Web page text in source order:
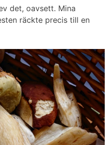
det, oavsett. Mina
räckte precis till en